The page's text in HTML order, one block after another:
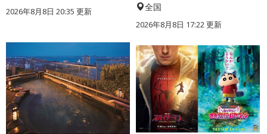
2026年8月8日 20:35 更新 全国
2026年8月8日 17:22更新